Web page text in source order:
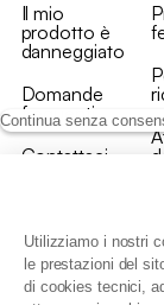
Continua senza
Utilizziamo i nostri
le prestazioni del
di cookies tecnici,
Il mio
prodotto è
danneggiato
Domande
frequenti
Contattaci